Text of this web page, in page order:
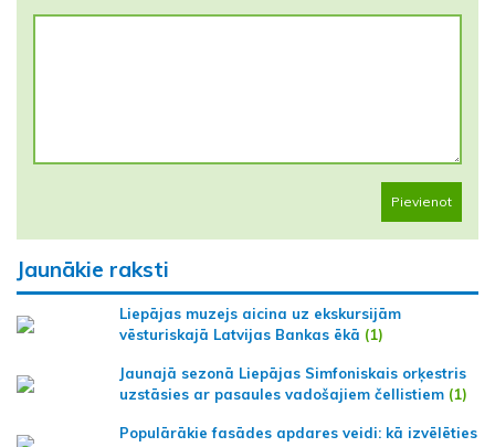
Pievienot
Jaunākie raksti
Liepājas muzejs aicina uz ekskursijām
vēsturiskajā Latvijas Bankas ēkā (1)
Jaunajā sezonā Liepājas Simfoniskais orķestris
uzstāsies ar pasaules vadošajiem čellistiem (1)
Populārākie fasādes apdares veidi: kā izvēlēties